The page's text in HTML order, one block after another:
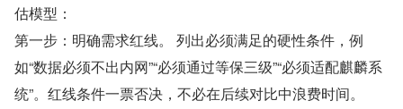
估模型：
第一步：明确需求红线。 列出必须满足的硬性条件，例
如“数据必须不出内网”“必须通过等保三级”“必须适配麒麟系
统”。红线条件一票否决，不必在后续对比中浪费时间。